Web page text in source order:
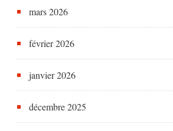
mars 2026
février 2026
janvier 2026
décembre 2025